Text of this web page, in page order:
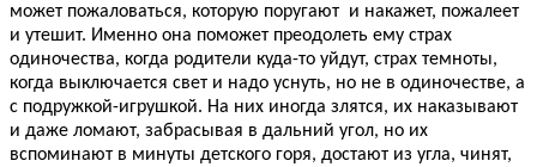
может пожаловаться, которую поругают и накажет, пожалеет
и утешит. Именно она поможет преодолеть ему страх
одиночества, когда родители куда-то уйдут, страх темноты,
когда выключается свет и надо уснуть, но не в одиночестве, а
с подружкой-игрушкой. На них иногда злятся, их наказывают
и даже ломают, забрасывая в дальний угол, но их
вспоминают в минуты детского горя, достают из угла, чинят,